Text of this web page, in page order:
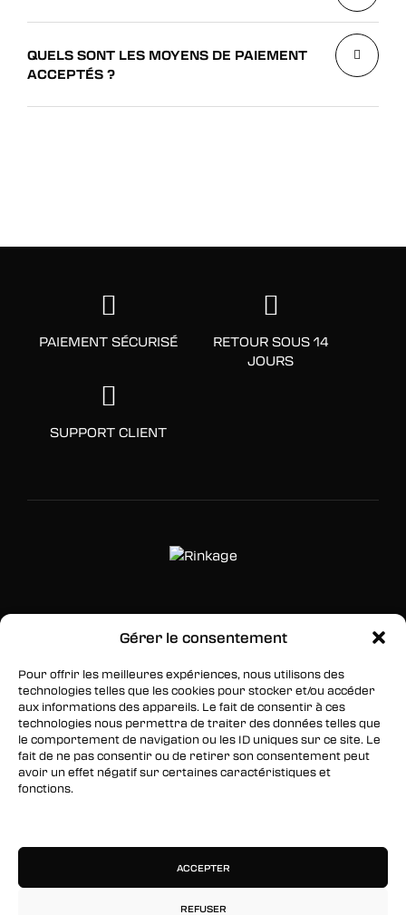
Gérer le consentement
Pour offrir les meilleures expériences, nous utilisons des
technologies telles que les cookies pour stocker et/ou accéder
aux informations des appareils. Le fait de consentir à ces
technologies nous permettra de traiter des données telles que
le comportement de navigation ou les ID uniques sur ce site. Le
fait de ne pas consentir ou de retirer son consentement peut
avoir un effet négatif sur certaines caractéristiques et
fonctions.
ACCEPTER
REFUSER
QUELS SONT LES MOYENS DE PAIEMENT
ACCEPTÉS ?
PAIEMENT SÉCURISÉ
RETOUR SOUS 14
JOURS
SUPPORT CLIENT
SUIVEZ-NOUS
Twitter
Instagram
RESTEZ INFORMÉS
arrivages, des ventes, du contenu exclusif, des
événements et plus encore !